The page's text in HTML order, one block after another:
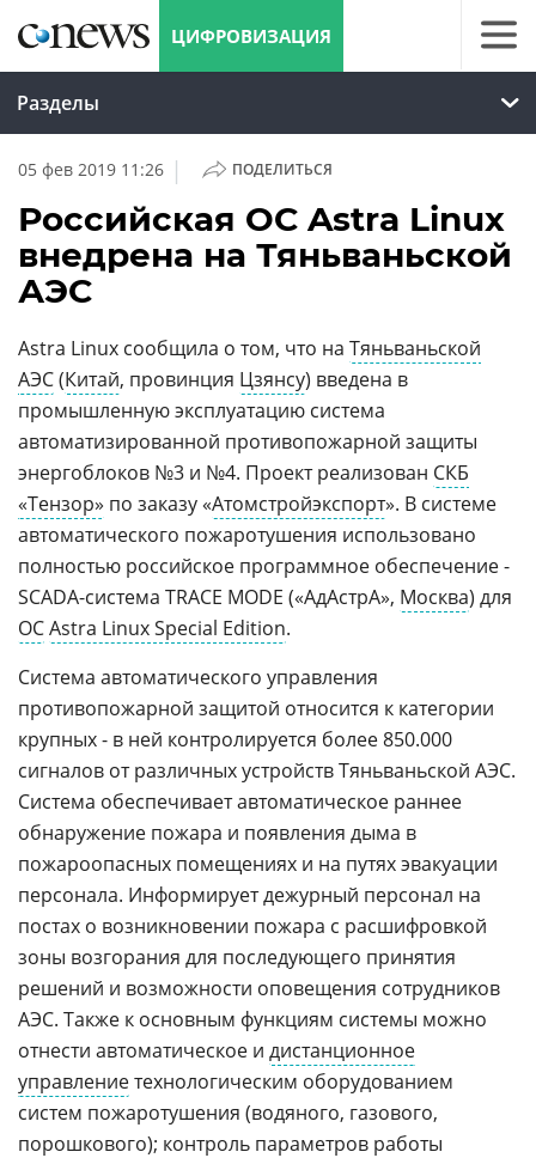
ЦИФРОВИЗАЦИЯ
Разделы
05 фев 2019 11:26 | ПОДЕЛИТЬСЯ
Российская ОС Astra Linux
внедрена на Тяньваньской
АЭС
Astra Linux сообщила о том, что на Тяньваньской
АЭС(Китай, провинция Цзянсу) введена в
промышленную эксплуатацию система
автоматизированной противопожарной защиты
энергоблоков №3 и №4. Проект реализован СКБ
«Тензор» по заказу «Атомстройэкспорт». В системе
автоматического пожаротушения использовано
полностью российское программное обеспечение -
SCADA-система TRACE MODE («АдАстрА», Москва) для
ОСAstra Linux Special Edition.
Система автоматического управления
противопожарной защитой относится к категории
крупных - в ней контролируется более 850.000
сигналов от различных устройств Тяньваньской АЭС.
Система обеспечивает автоматическое раннее
обнаружение пожара и появления дыма в
пожароопасных помещениях и на путях эвакуации
персонала. Информирует дежурный персонал на
постах о возникновении пожара с расшифровкой
зоны возгорания для последующего принятия
решений и возможности оповещения сотрудников
АЭС. Также к основным функциям системы можно
отнести автоматическое и дистанционное
управлениетехнологическим оборудованием
систем пожаротушения (водяного, газового,
порошкового); контроль параметров работы